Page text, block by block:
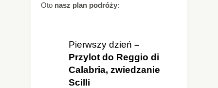
Oto nasz plan podróży:
Pierwszy dzień –
Przylot do Reggio di
Calabria, zwiedzanie
Scilli